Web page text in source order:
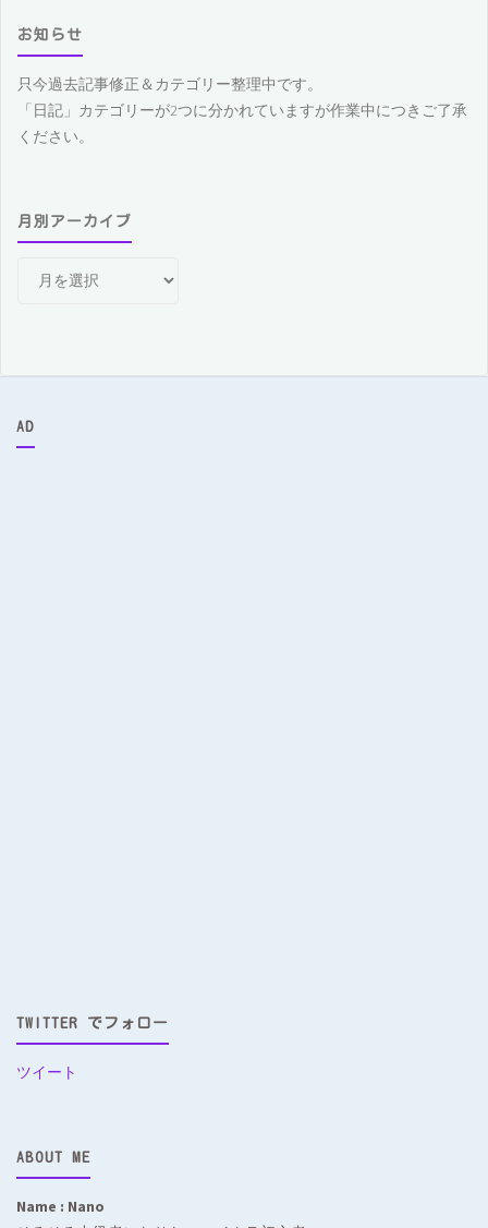
お知らせ
只今過去記事修正＆カテゴリー整理中です。
「日記」カテゴリーが2つに分かれていますが作業中につきご了承
ください。
月別アーカイブ
カ
ブ
AD
TWITTER でフォロー
ツイート
ABOUT ME
Name : Nano